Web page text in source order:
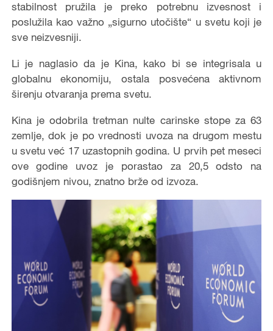
stabilnost pružila je preko potrebnu izvesnost i
poslužila kao važno „sigurno utočište“ u svetu koji je
sve neizvesniji.
Li je naglasio da je Kina, kako bi se integrisala u
globalnu ekonomiju, ostala posvećena aktivnom
širenju otvaranja prema svetu.
Kina je odobrila tretman nulte carinske stope za 63
zemlje, dok je po vrednosti uvoza na drugom mestu
u svetu već 17 uzastopnih godina. U prvih pet meseci
ove godine uvoz je porastao za 20,5 odsto na
godišnjem nivou, znatno brže od izvoza.